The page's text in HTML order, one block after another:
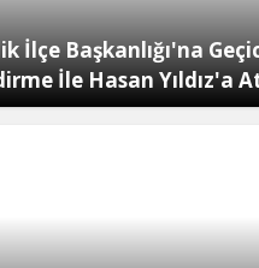
İlçe Başkanlığı'na
İle Hasan Yıldız'a